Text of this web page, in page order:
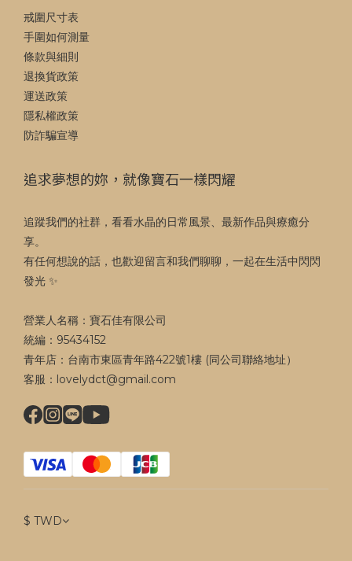
戒圍尺寸表
手圍如何測量
條款與細則
退換貨政策
運送政策
隱私權政策
防詐騙宣導
追求夢想的妳，就像寶石一樣閃耀
追蹤我們的社群，看看水晶的日常風景、最新作品與療癒分
享。
有任何想說的話，也歡迎留言和我們聊聊，一起在生活中閃閃
發光 ✨
營業人名稱：寶石佳有限公司
統編：95434152
青年店：台南市東區青年路422號1樓 (同公司聯絡地址）
客服：lovelydct@gmail.com
$ TWD